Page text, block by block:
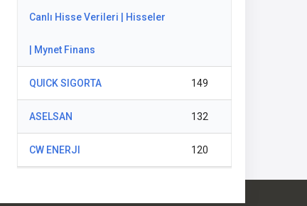
Canlı Hisse Verileri | Hisseler
| Mynet Finans
QUICK SIGORTA 149
ASELSAN 132
CW ENERJI 120